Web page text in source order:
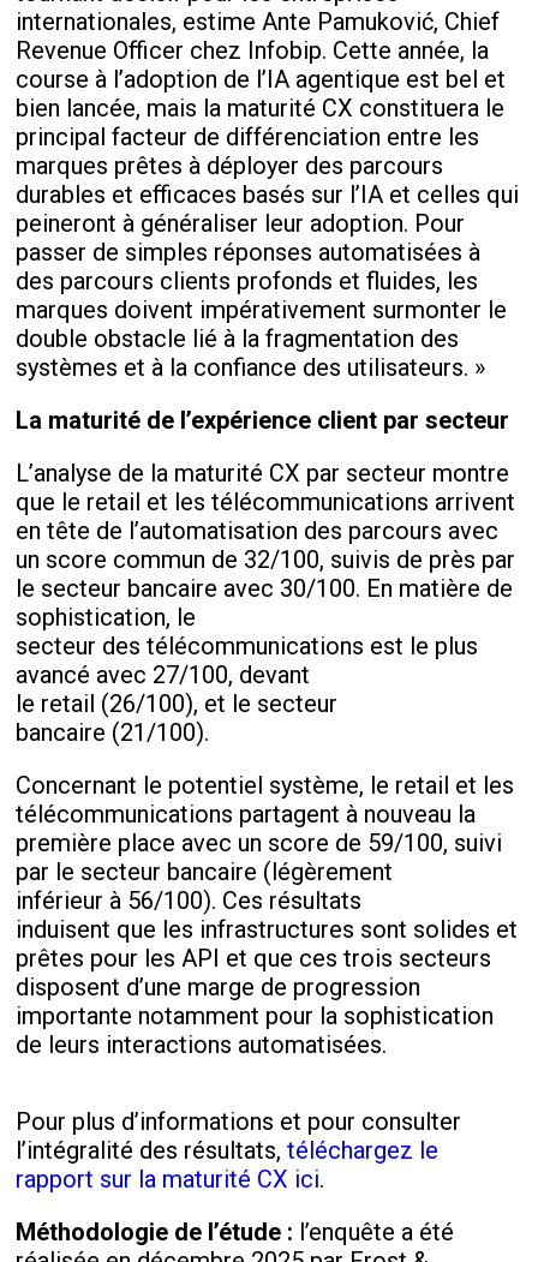
internationales, estime Ante Pamuković, Chief
Revenue Officer chez Infobip. Cette année, la
course à l’adoption de l’IA agentique est bel et
bien lancée, mais la maturité CX constituera le
principal facteur de différenciation entre les
marques prêtes à déployer des parcours
durables et efficaces basés sur l’IA et celles qui
peineront à généraliser leur adoption. Pour
passer de simples réponses automatisées à
des parcours clients profonds et fluides, les
marques doivent impérativement surmonter le
double obstacle lié à la fragmentation des
systèmes et à la confiance des utilisateurs. »
La maturité de l’expérience client par secteur
L’analyse de la maturité CX par secteur montre
que le retail et les télécommunications arrivent
en tête de l’automatisation des parcours avec
un score commun de 32/100, suivis de près par
le secteur bancaire avec 30/100. En matière de
sophistication, le
secteur des télécommunications est le plus
avancé avec 27/100, devant
le retail (26/100), et le secteur
bancaire (21/100).
Concernant le potentiel système, le retail et les
télécommunications partagent à nouveau la
première place avec un score de 59/100, suivi
par le secteur bancaire (légèrement
inférieur à 56/100). Ces résultats
induisent que les infrastructures sont solides et
prêtes pour les API et que ces trois secteurs
disposent d’une marge de progression
importante notamment pour la sophistication
de leurs interactions automatisées.
Pour plus d’informations et pour consulter
l’intégralité des résultats,téléchargez le
rapport sur la maturité CX ici.
Méthodologie de l’étude : l’enquête a été